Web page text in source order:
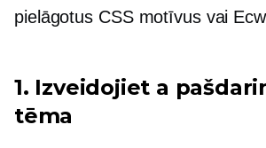
pielāgotus CSS motīvus vai
1. Izveidojiet a
tēma